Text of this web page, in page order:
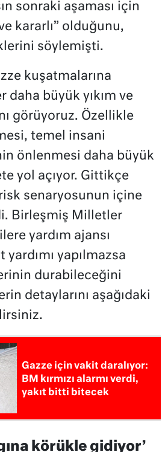
sonraki aşaması için
kararlı” olduğunu,
söylemişti.
kuşatmalarına
daha büyük yıkım ve
görüyoruz. Özellikle
temel insani
önlenmesi daha büyük
yol açıyor. Gittikçe
senaryosunun içine
Birleşmiş Milletler
yardım ajansı
yardımı yapılmazsa
durabileceğini
detaylarını aşağıdaki
Gazze için vakit daralıyor:
BM kırmızı alarmı verdi,
yakıt bitti bitecek
körükle gidiyor’